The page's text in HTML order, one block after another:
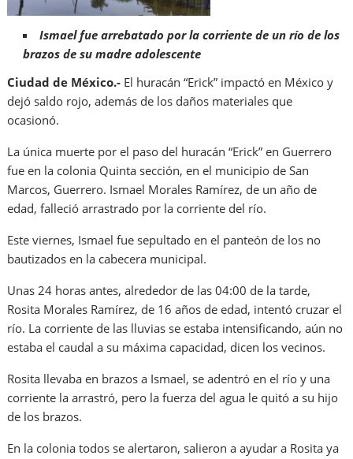
Ismael fue arrebatado por la corriente de un río de los
brazos de su madre adolescente
Ciudad de México.- El huracán “Erick” impactó en México y
dejó saldo rojo, además de los daños materiales que
ocasionó.
La única muerte por el paso del huracán “Erick” en Guerrero
fue en la colonia Quinta sección, en el municipio de San
Marcos, Guerrero. Ismael Morales Ramírez, de un año de
edad, falleció arrastrado por la corriente del río.
Este viernes, Ismael fue sepultado en el panteón de los no
bautizados en la cabecera municipal.
Unas 24 horas antes, alrededor de las 04:00 de la tarde,
Rosita Morales Ramírez, de 16 años de edad, intentó cruzar el
río. La corriente de las lluvias se estaba intensificando, aún no
estaba el caudal a su máxima capacidad, dicen los vecinos.
Rosita llevaba en brazos a Ismael, se adentró en el río y una
corriente la arrastró, pero la fuerza del agua le quitó a su hijo
de los brazos.
En la colonia todos se alertaron, salieron a ayudar a Rosita ya